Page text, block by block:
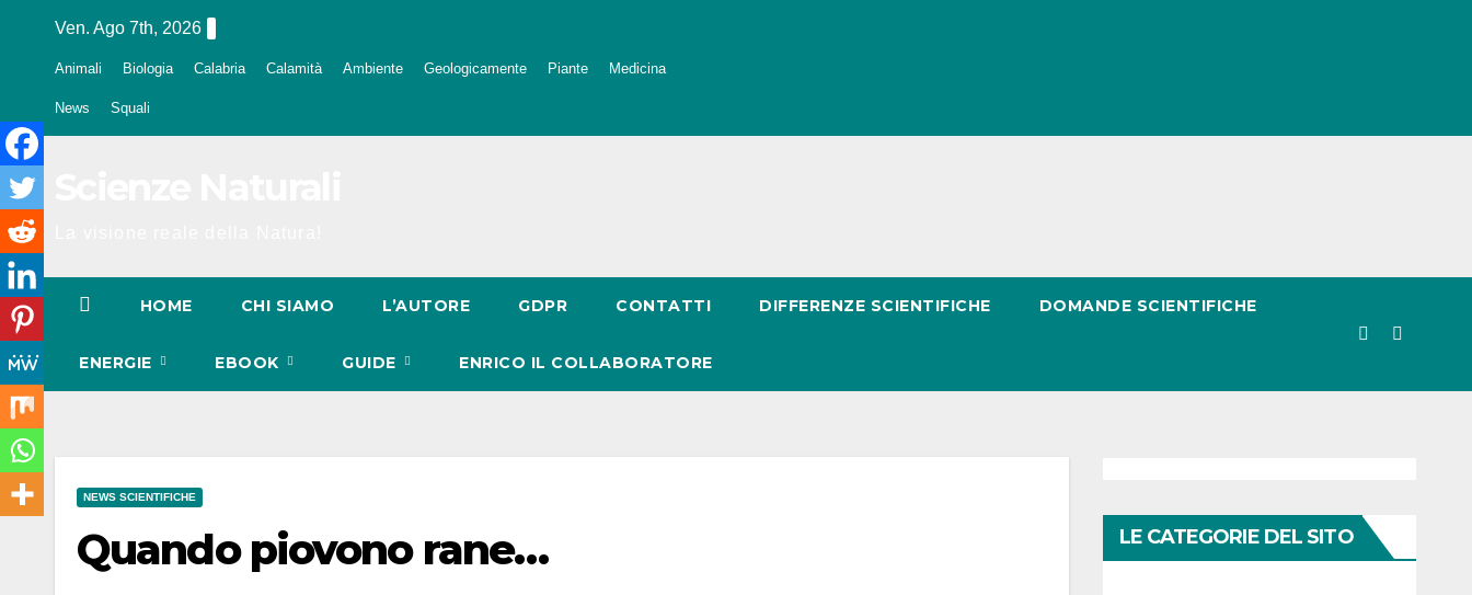
Ven. Ago 7th, 2026
Animali Biologia Calabria Calamità Ambiente Geologicamente Piante Medicina
News Squali
HOME CHI SIAMO L’AUTORE GDPR CONTATTI DIFFERENZE SCIENTIFICHE DOMANDE SCIENTIFICHE
ENERGIE EBOOK GUIDE ENRICO IL COLLABORATORE
NEWS SCIENTIFICHE
Quando piovono rane… LE CATEGORIE DEL SITO